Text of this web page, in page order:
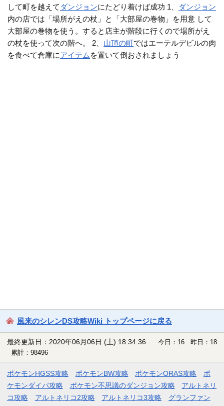
して町を越えて ダンジョンにたどり着けば成功 1、
ダンジョン
内の店では「場所がえの杖」と「大部屋の巻物」を用意 して
大部屋の巻物を使う。すると店主が階段に行くので場所がえ
の杖を使って次の階へ。 2、 山頂の町ではエーテルデビルの肉
を食べて倉庫にアイテム を置いて倒おされましょう
風来のシレンDS攻略Wiki トップページに戻る
最終更新日：2020年06月06日 (土) 18:34:36
今日：16 昨日：18
累計：98496
ポケモンHGSS攻略 ポケモンBW攻略 ポケモンORAS攻略
ポ
ケモンダイパ攻略
ポケモン不思議のダンジョン攻略
アルトネリ
コ攻略
アルトネリコ2攻略 アルトネリコ3攻略
グランファン